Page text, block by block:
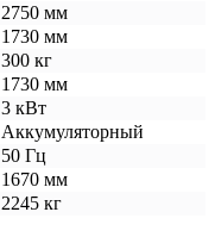
2750 мм
1730 мм
300 кг
1730 мм
3 кВт
Аккумуляторный
50 Гц
1670 мм
2245 кг